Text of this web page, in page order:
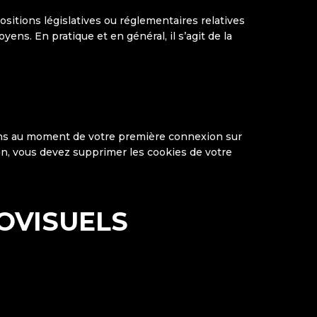
législatives ou réglementaires relatives
En pratique et en général, il s’agit de la
au moment de votre première connexion sur
vous devez supprimer les cookies de votre